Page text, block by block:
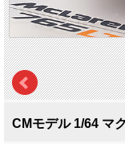
CMモデル 1/64 マ